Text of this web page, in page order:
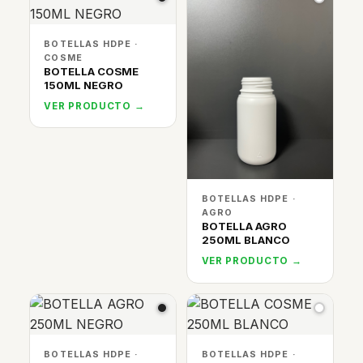
BOTELLAS HDPE ·
COSME
BOTELLA COSME
150ML NEGRO
VER PRODUCTO →
BOTELLAS HDPE ·
AGRO
BOTELLA AGRO
250ML BLANCO
VER PRODUCTO →
BOTELLAS HDPE ·
BOTELLAS HDPE ·